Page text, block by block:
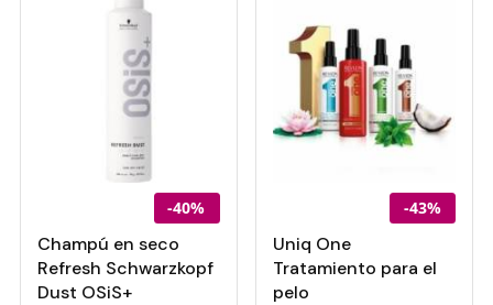
-40%
Champú en seco
Refresh Schwarzkopf
Dust OSiS+
-43%
Uniq One
Tratamiento para el
pelo